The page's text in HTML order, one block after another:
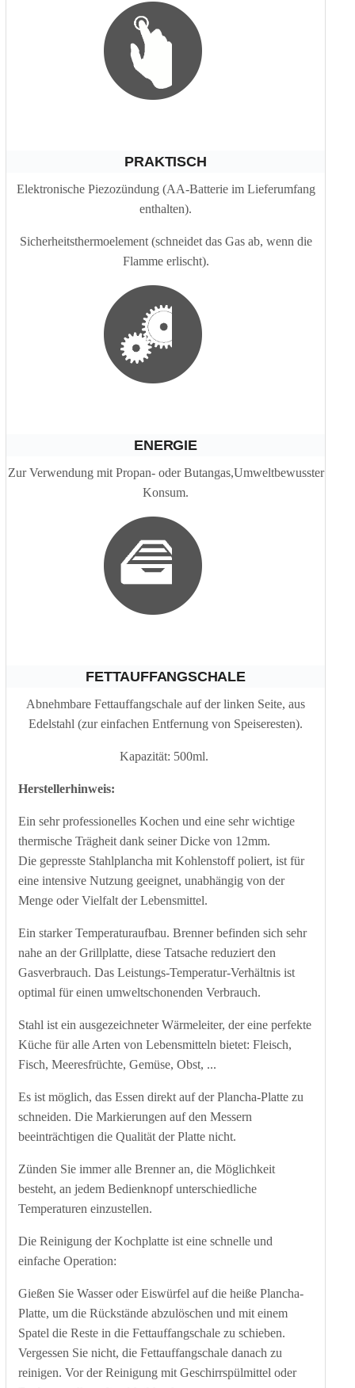
PRAKTISCH
Elektronische Piezozündung (AA-Batterie im Lieferumfang
enthalten).
Sicherheitsthermoelement (schneidet das Gas ab, wenn die
Flamme erlischt).
ENERGIE
Zur Verwendung mit Propan- oder Butangas,Umweltbewusster
Konsum.
FETTAUFFANGSCHALE
Abnehmbare Fettauffangschale auf der linken Seite, aus
Edelstahl (zur einfachen Entfernung von Speiseresten).
Kapazität: 500ml.
Herstellerhinweis:
Ein sehr professionelles Kochen und eine sehr wichtige
thermische Trägheit dank seiner Dicke von 12mm.
Die gepresste Stahlplancha mit Kohlenstoff poliert, ist für
eine intensive Nutzung geeignet, unabhängig von der
Menge oder Vielfalt der Lebensmittel.
Ein starker Temperaturaufbau. Brenner befinden sich sehr
nahe an der Grillplatte, diese Tatsache reduziert den
Gasverbrauch. Das Leistungs-Temperatur-Verhältnis ist
optimal für einen umweltschonenden Verbrauch.
Stahl ist ein ausgezeichneter Wärmeleiter, der eine perfekte
Küche für alle Arten von Lebensmitteln bietet: Fleisch,
Fisch, Meeresfrüchte, Gemüse, Obst, ...
Es ist möglich, das Essen direkt auf der Plancha-Platte zu
schneiden. Die Markierungen auf den Messern
beeinträchtigen die Qualität der Platte nicht.
Zünden Sie immer alle Brenner an, die Möglichkeit
besteht, an jedem Bedienknopf unterschiedliche
Temperaturen einzustellen.
Die Reinigung der Kochplatte ist eine schnelle und
einfache Operation:
Gießen Sie Wasser oder Eiswürfel auf die heiße Plancha-
Platte, um die Rückstände abzulöschen und mit einem
Spatel die Reste in die Fettauffangschale zu schieben.
Vergessen Sie nicht, die Fettauffangschale danach zu
reinigen. Vor der Reinigung mit Geschirrspülmittel oder